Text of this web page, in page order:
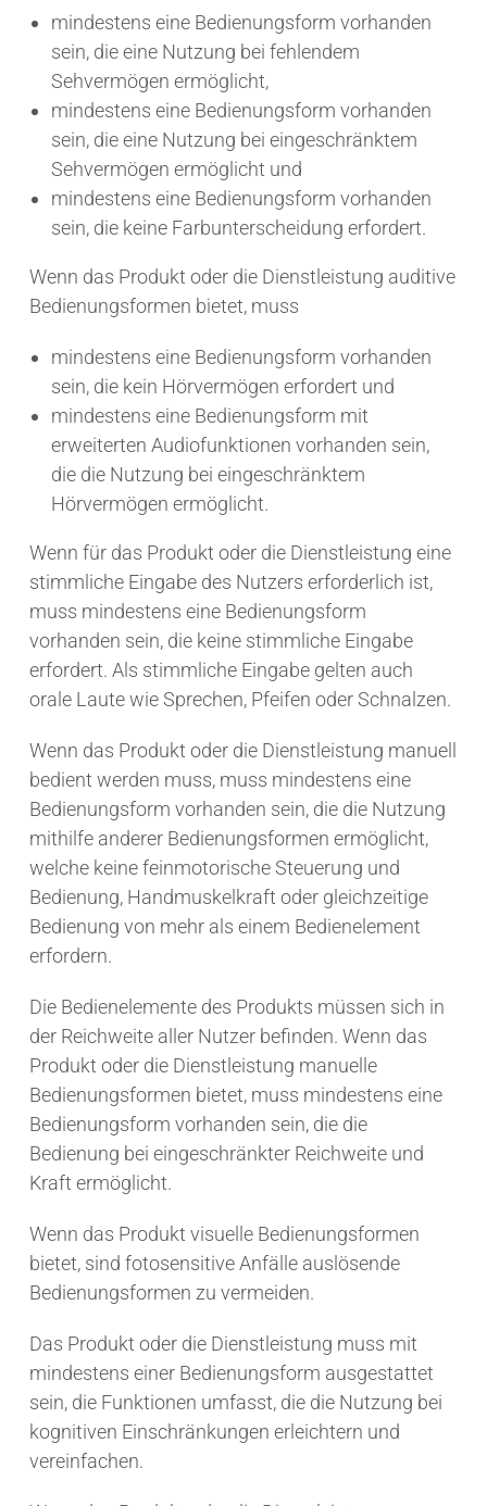
mindestens eine Bedienungsform vorhanden
sein, die eine Nutzung bei fehlendem
Sehvermögen ermöglicht,
mindestens eine Bedienungsform vorhanden
sein, die eine Nutzung bei eingeschränktem
Sehvermögen ermöglicht und
mindestens eine Bedienungsform vorhanden
sein, die keine Farbunterscheidung erfordert.
Wenn das Produkt oder die Dienstleistung auditive
Bedienungsformen bietet, muss
mindestens eine Bedienungsform vorhanden
sein, die kein Hörvermögen erfordert und
mindestens eine Bedienungsform mit
erweiterten Audiofunktionen vorhanden sein,
die die Nutzung bei eingeschränktem
Hörvermögen ermöglicht.
Wenn für das Produkt oder die Dienstleistung eine
stimmliche Eingabe des Nutzers erforderlich ist,
muss mindestens eine Bedienungsform
vorhanden sein, die keine stimmliche Eingabe
erfordert. Als stimmliche Eingabe gelten auch
orale Laute wie Sprechen, Pfeifen oder Schnalzen.
Wenn das Produkt oder die Dienstleistung manuell
bedient werden muss, muss mindestens eine
Bedienungsform vorhanden sein, die die Nutzung
mithilfe anderer Bedienungsformen ermöglicht,
welche keine feinmotorische Steuerung und
Bedienung, Handmuskelkraft oder gleichzeitige
Bedienung von mehr als einem Bedienelement
erfordern.
Die Bedienelemente des Produkts müssen sich in
der Reichweite aller Nutzer befinden. Wenn das
Produkt oder die Dienstleistung manuelle
Bedienungsformen bietet, muss mindestens eine
Bedienungsform vorhanden sein, die die
Bedienung bei eingeschränkter Reichweite und
Kraft ermöglicht.
Wenn das Produkt visuelle Bedienungsformen
bietet, sind fotosensitive Anfälle auslösende
Bedienungsformen zu vermeiden.
Das Produkt oder die Dienstleistung muss mit
mindestens einer Bedienungsform ausgestattet
sein, die Funktionen umfasst, die die Nutzung bei
kognitiven Einschränkungen erleichtern und
vereinfachen.